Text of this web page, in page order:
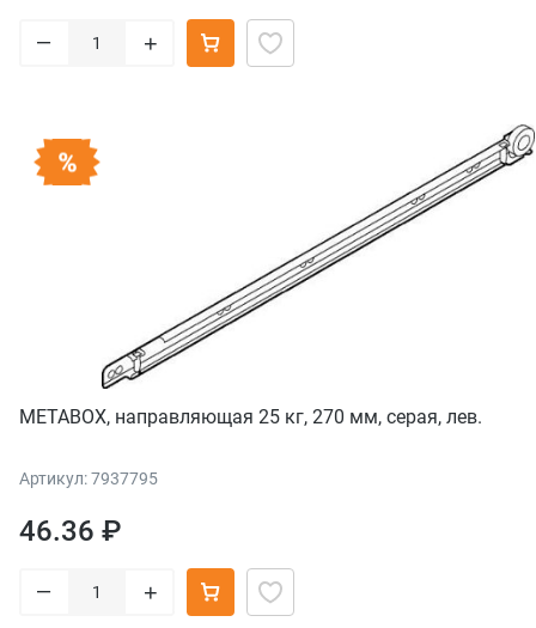
– +
METABOX, направляющая 25 кг, 270 мм, серая, лев.
Артикул: 7937795
46.36 ₽
– +